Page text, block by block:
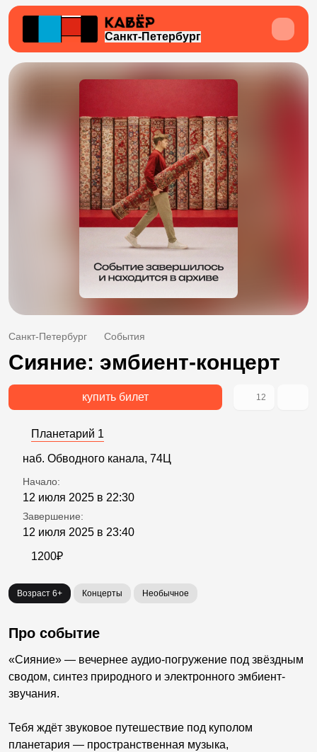
Санкт-Петербург
Санкт-Петербург События
Сияние: эмбиент-концерт
купить билет 12
Планетарий 1
наб. Обводного канала, 74Ц
Начало:
12 июля 2025 в 22:30
Завершение:
12 июля 2025 в 23:40
1200₽
Возраст 6+ Концерты Необычное
Про событие
«Сияние» — вечернее аудио-погружение под звёздным
сводом, синтез природного и электронного эмбиент-
звучания.
Тебя ждёт звуковое путешествие под куполом
планетария — пространственная музыка,